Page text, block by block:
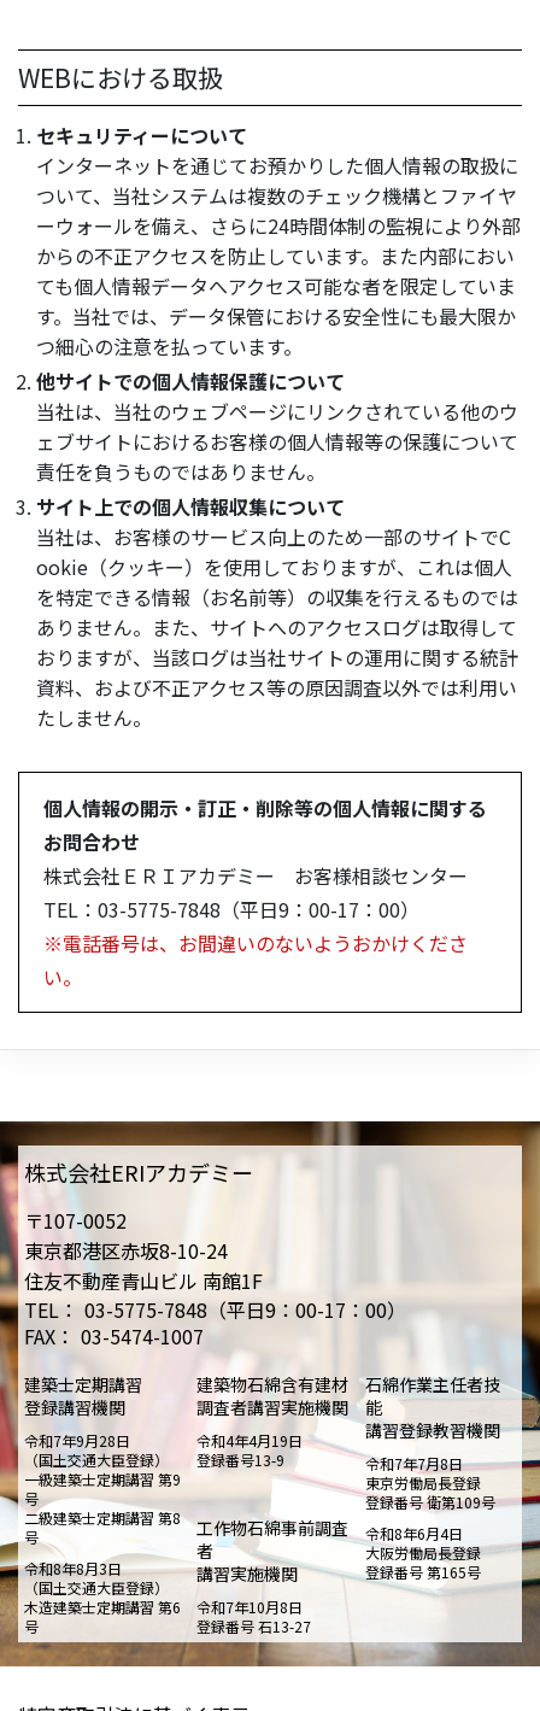
WEBにおける取扱
セキュリティーについて
インターネットを通じてお預かりした個人情報の取扱に
ついて、当社システムは複数のチェック機構とファイヤ
ーウォールを備え、さらに24時間体制の監視により外部
からの不正アクセスを防止しています。また内部におい
ても個人情報データへアクセス可能な者を限定していま
す。当社では、データ保管における安全性にも最大限か
つ細心の注意を払っています。
他サイトでの個人情報保護について
当社は、当社のウェブページにリンクされている他のウ
ェブサイトにおけるお客様の個人情報等の保護について
責任を負うものではありません。
サイト上での個人情報収集について
当社は、お客様のサービス向上のため一部のサイトでC
ookie（クッキー）を使用しておりますが、これは個人
を特定できる情報（お名前等）の収集を行えるものでは
ありません。また、サイトへのアクセスログは取得して
おりますが、当該ログは当社サイトの運用に関する統計
資料、および不正アクセス等の原因調査以外では利用い
たしません。
個人情報の開示・訂正・削除等の個人情報に関する
お問合わせ
株式会社ＥＲＩアカデミー お客様相談センター
TEL：03-5775-7848（平日9：00-17：00）
※電話番号は、お間違いのないようおかけくださ
い。
株式会社ERIアカデミー
〒107-0052
東京都港区赤坂8-10-24
住友不動産青山ビル 南館1F
TEL： 03-5775-7848（平日9：00-17：00）
FAX： 03-5474-1007
建築士定期講習
登録講習機関
令和7年9月28日
（国土交通大臣登録）
一級建築士定期講習 第9
号
二級建築士定期講習 第8
号
令和8年8月3日
（国土交通大臣登録）
木造建築士定期講習 第6
号
建築物石綿含有建材
調査者講習実施機関
令和4年4月19日
登録番号13-9
工作物石綿事前調査
者
講習実施機関
令和7年10月8日
登録番号 石13-27
石綿作業主任者技
能
講習登録教習機関
令和7年7月8日
東京労働局長登録
登録番号 衛第109号
令和8年6月4日
大阪労働局長登録
登録番号 第165号